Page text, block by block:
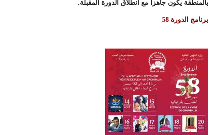
بالمنطقة يكون جاهزا مع انطلاق الدورة المقبلة.
برنامج الدورة 58